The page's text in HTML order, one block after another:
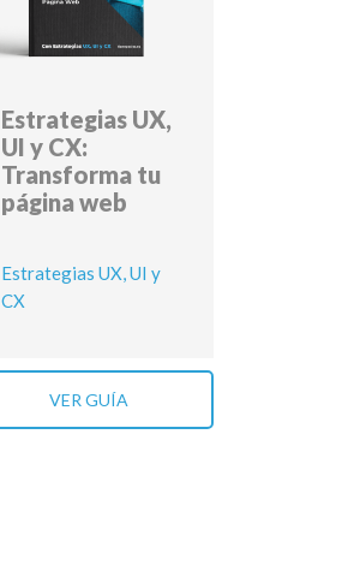
Estrategias UX,
UI y CX:
Transforma tu
página web
Estrategias UX, UI y
CX
VER GUÍA